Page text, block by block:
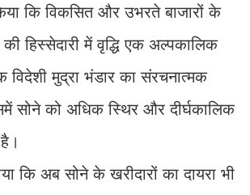
कि विकसित और उभरते बाजारों के
हिस्सेदारी में वृद्धि एक अल्पकालिक
विदेशी मुद्रा भंडार का संरचनात्मक
सोने को अधिक स्थिर और दीर्घकालिक
कि अब सोने के खरीदारों का दायरा भी